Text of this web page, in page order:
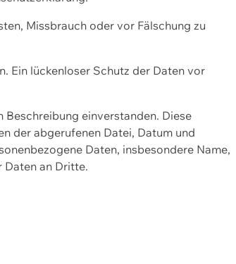
Missbrauch oder vor Fälschung zu
Ein lückenloser Schutz der Daten vor
einverstanden. Diese
der abgerufenen Datei, Datum und
Daten, insbesondere Name,
Daten an Dritte.